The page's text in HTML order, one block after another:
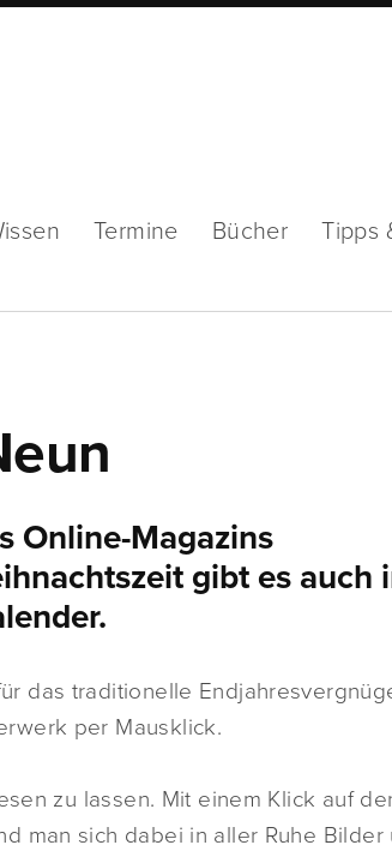
Termine Bücher Tipps
Online-Magazins
gibt es auch
das traditionelle
per Mausklick.
zu lassen. Mit einem Klick auf
man sich dabei in aller Ruhe Bilder